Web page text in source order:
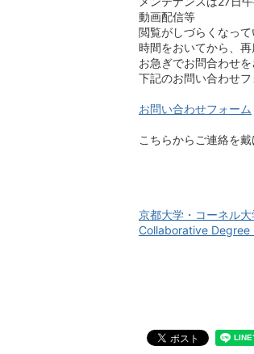
動画配信等
閲覧がしづらくなっ
時間をおいてから、再
お急ぎでお問合わせ
下記のお問い合わせフ
お問い合わせフォーム
こちらからご連絡を
京都大学・コーネル
Collaborative Degree